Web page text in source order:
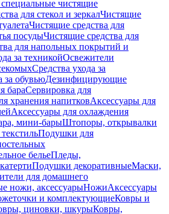
чистящие
для стекол и зеркалЧистящие
Чистящие средства для
посудыЧистящие средства для
для напольных покрытий и
за техникойОсвежители
Средства ухода за
за обувьюДезинфицирующие
бараСервировка для
хранения напитковАксессуары для
Аксессуары для охлаждения
мини-барыШтопоры, открывалки
Подушки для
бельеПледы,
Подушки декоративныеМаски,
для домашнего
ножи, аксессуарыНожиАксессуары
и комплектующиеКовры и
циновки, шкурыКовры,